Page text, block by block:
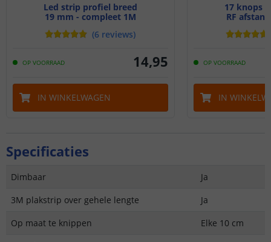
Led strip profiel breed
19 mm - compleet 1M
(6 reviews)
OP VOORRAAD 14,95
IN WINKELWAGEN
17 knops
RF
OP VOORRAAD
IN
Specificaties
Dimbaar
Ja
3M plakstrip over gehele lengte
Ja
Op maat te knippen
Elke 10 cm